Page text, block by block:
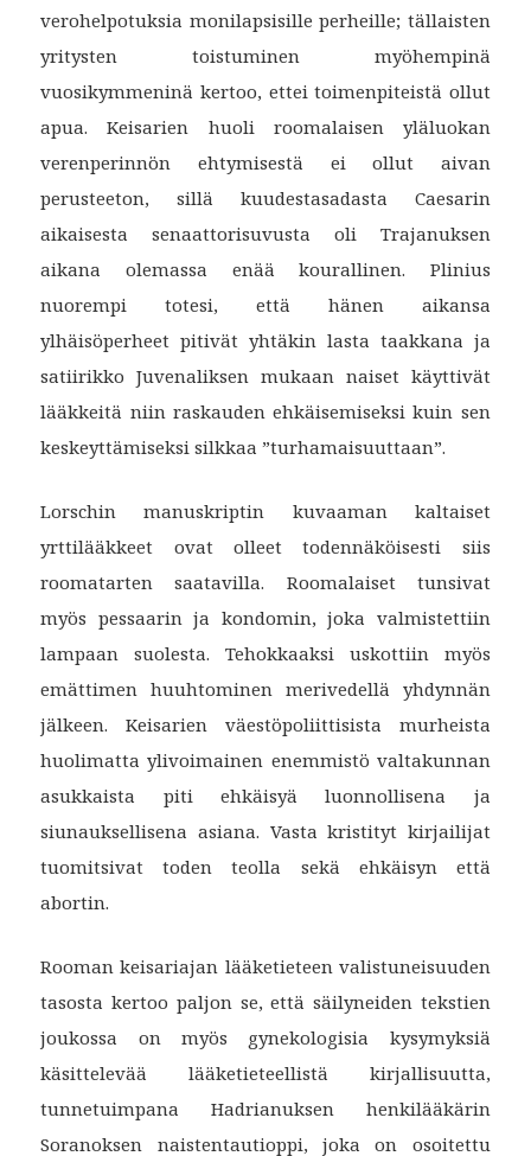
verohelpotuksia monilapsisille perheille; tällaisten
yritysten toistuminen myöhempinä
vuosikymmeninä kertoo, ettei toimenpiteistä ollut
apua. Keisarien huoli roomalaisen yläluokan
verenperinnön ehtymisestä ei ollut aivan
perusteeton, sillä kuudestasadasta Caesarin
aikaisesta senaattorisuvusta oli Trajanuksen
aikana olemassa enää kourallinen. Plinius
nuorempi totesi, että hänen aikansa
ylhäisöperheet pitivät yhtäkin lasta taakkana ja
satiirikko Juvenaliksen mukaan naiset käyttivät
lääkkeitä niin raskauden ehkäisemiseksi kuin sen
keskeyttämiseksi silkkaa ”turhamaisuuttaan”.
Lorschin manuskriptin kuvaaman kaltaiset
yrttilääkkeet ovat olleet todennäköisesti siis
roomatarten saatavilla. Roomalaiset tunsivat
myös pessaarin ja kondomin, joka valmistettiin
lampaan suolesta. Tehokkaaksi uskottiin myös
emättimen huuhtominen merivedellä yhdynnän
jälkeen. Keisarien väestöpoliittisista murheista
huolimatta ylivoimainen enemmistö valtakunnan
asukkaista piti ehkäisyä luonnollisena ja
siunauksellisena asiana. Vasta kristityt kirjailijat
tuomitsivat toden teolla sekä ehkäisyn että
abortin.
Rooman keisariajan lääketieteen valistuneisuuden
tasosta kertoo paljon se, että säilyneiden tekstien
joukossa on myös gynekologisia kysymyksiä
käsittelevää lääketieteellistä kirjallisuutta,
tunnetuimpana Hadrianuksen henkilääkärin
Soranoksen naistentautioppi, joka on osoitettu